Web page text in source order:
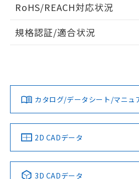
ドすることができます。
ログイン/会員登
ダウンロードデータをご利用いただく
みください。
ソフトウェアの使用条件
RoHS/REACH対応状況
EU RoHS 注意事項・凡例
対応済み
中国 RoHS 注意事項・凡例
規格認証/適合状況
LR型式承認
（イギリス
船舶規格）
DNV型式承認
（ノルウェー
No No
カタログ/データシート/マニュ
2D CADデータ
3D CADデータ